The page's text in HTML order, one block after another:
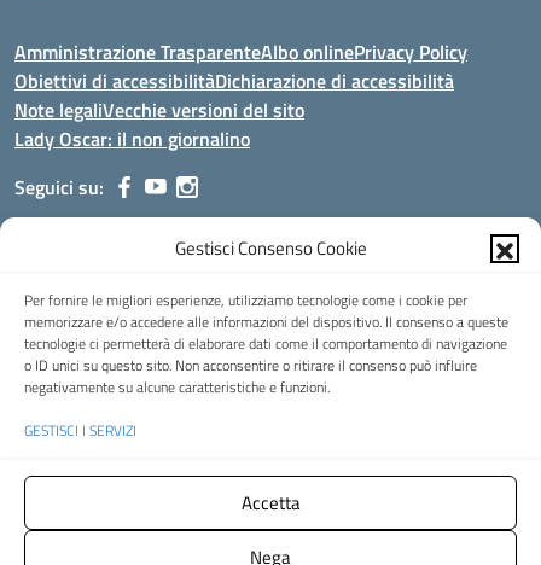
Gestisci Consenso Cookie
Per fornire le migliori esperienze, utilizziamo tecnologie come i cookie per
memorizzare e/o accedere alle informazioni del dispositivo. Il consenso a queste
tecnologie ci permetterà di elaborare dati come il comportamento di navigazione
o ID unici su questo sito. Non acconsentire o ritirare il consenso può influire
negativamente su alcune caratteristiche e funzioni.
GESTISCI I SERVIZI
Accetta
Nega
Amministrazione TrasparenteAlbo onlinePrivacy Policy
Obiettivi di accessibilitàDichiarazione di accessibilità
Note legaliVecchie versioni del sito
Lady Oscar: il non giornalino
Seguici su:
Viale Aldo Moro, 51 - 24021 Albino (Bg)
Posta elettronica certificata (PEC):bgis00900b@pec.istruzione.it
Codice fiscale: 95002390169
Codice meccanografico:BGIS00900B
Codice unico di fatturazione (CUF): UFMHLX
Spazio web concesso in uso gratuito daWeb3king, via Pertini 8 ALBINO